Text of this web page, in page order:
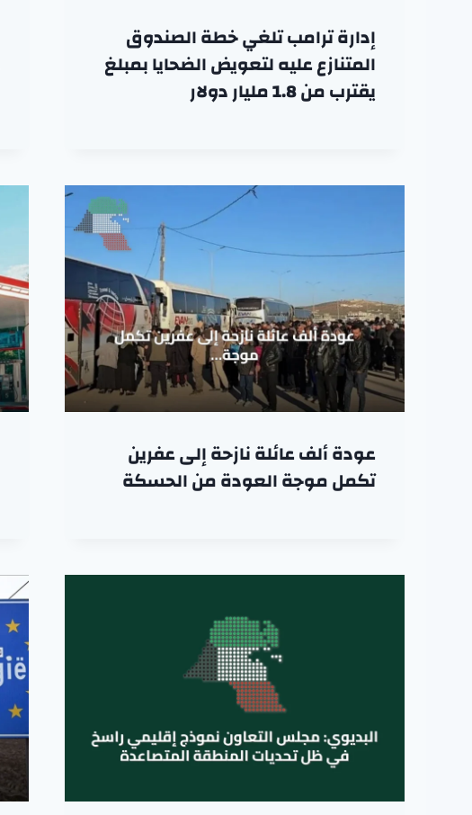
إدارة ترامب تلغي خطة الصندوق
المتنازع عليه لتعويض الضحايا بمبلغ
يقترب من 1.8 مليار دولار
عودة ألف عائلة نازحة إلى عفرين
تكمل موجة العودة من الحسكة